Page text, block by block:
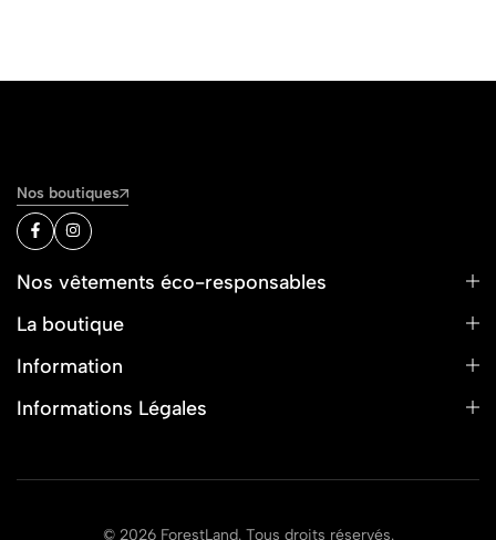
Nos boutiques
Nos vêtements éco-responsables
La boutique
Information
Informations Légales
© 2026 ForestLand. Tous droits réservés.